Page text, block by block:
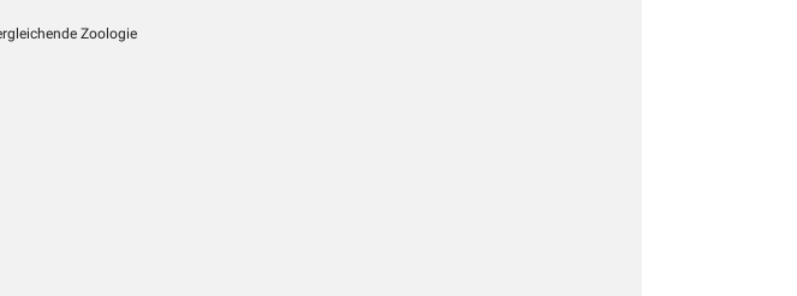
Zoologie